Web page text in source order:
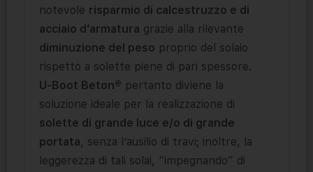
notevole risparmio di calcestruzzo e di
acciaio d’armatura grazie alla rilevante
diminuzione del peso proprio del solaio
rispetto a solette piene di pari spessore.
U-Boot Beton® pertanto diviene la
soluzione ideale per la realizzazione di
solette di grande luce e/o di grande
portata, senza l’ausilio di travi; inoltre, la
leggerezza di tali solai, “impegnando” di